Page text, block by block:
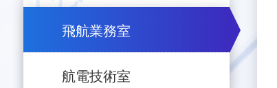
飛航業務室
航電技術室